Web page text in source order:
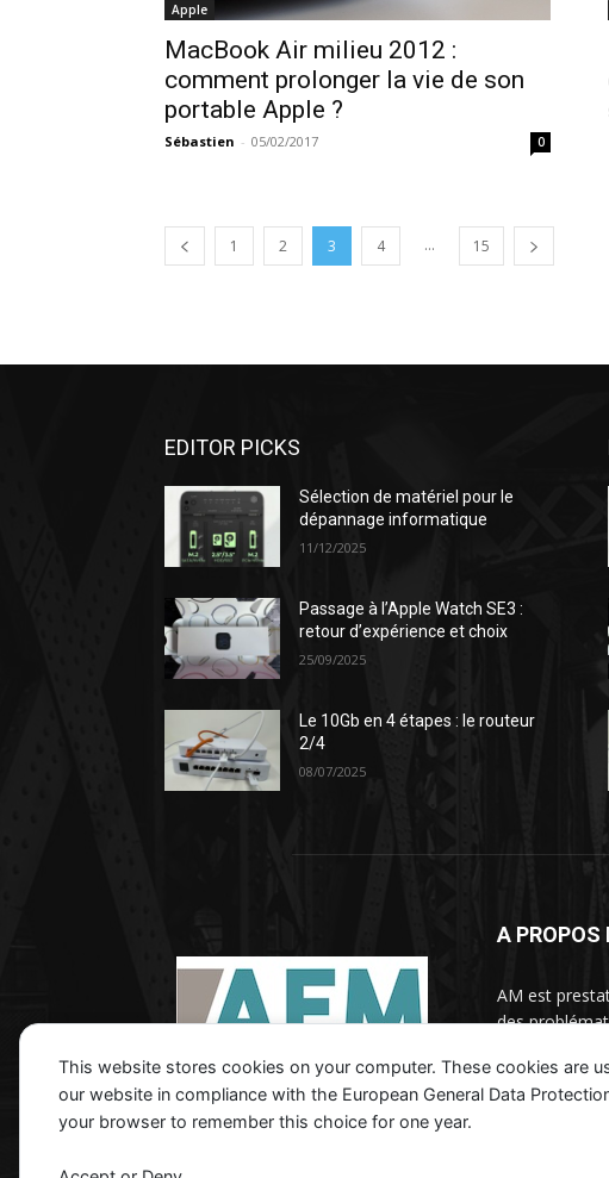
Apple
MacBook Air milieu 2012 :
comment prolonger la vie de son
portable Apple ?
Sébastien - 05/02/2017 0
1 2 3 4 ... 15
EDITOR PICKS
Sélection de matériel pour le
dépannage informatique
11/12/2025
Passage à l’Apple Watch SE3 :
retour d’expérience et choix
25/09/2025
Le 10Gb en 4 étapes : le routeur
2/4
08/07/2025
A PROPOS
AM est
des
organisations.
This website stores cookies on your computer. These cookies are
our website in compliance with the European General Data
your browser to remember this choice for one year.